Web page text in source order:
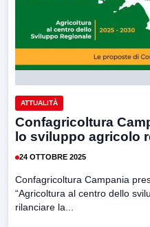
ATTUALITÀ
Confagricoltura
lo sviluppo agricolo
24 OTTOBRE 2025
Confagricoltura Campania
“Agricoltura al centro dello
rilanciare la...